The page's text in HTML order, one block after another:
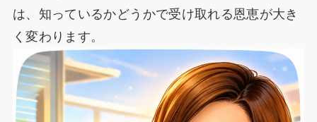
は、知っているかどうかで受け取れる恩恵が大き
く変わります。